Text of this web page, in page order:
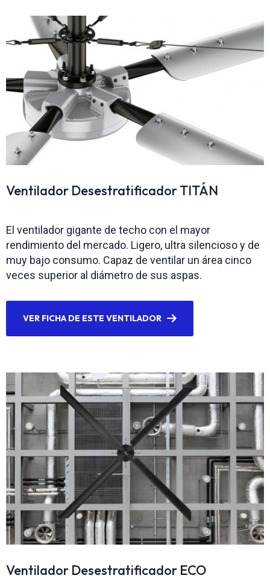
Ventilador Desestratificador TITÁN
El ventilador gigante de techo con el mayor
rendimiento del mercado. Ligero, ultra silencioso y de
muy bajo consumo. Capaz de ventilar un área cinco
veces superior al diámetro de sus aspas.
VER FICHA DE ESTE VENTILADOR
Ventilador Desestratificador ECO